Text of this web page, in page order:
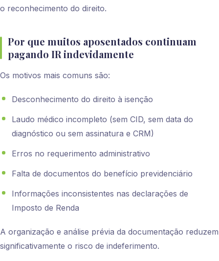
o reconhecimento do direito.
Por que muitos aposentados continuam
pagando IR indevidamente
Os motivos mais comuns são:
Desconhecimento do direito à isenção
Laudo médico incompleto (sem CID, sem data do
diagnóstico ou sem assinatura e CRM)
Erros no requerimento administrativo
Falta de documentos do benefício previdenciário
Informações inconsistentes nas declarações de
Imposto de Renda
A organização e análise prévia da documentação reduzem
significativamente o risco de indeferimento.